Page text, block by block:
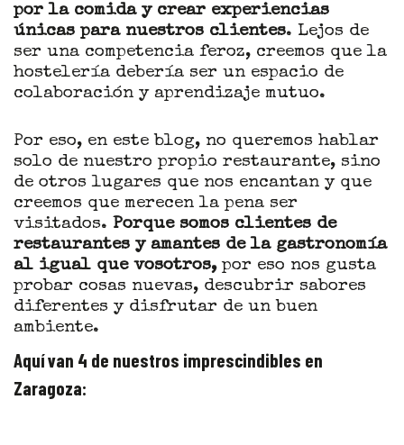
por la comida y crear experiencias
únicas para nuestros clientes. Lejos de
ser una competencia feroz, creemos que la
hostelería debería ser un espacio de
colaboración y aprendizaje mutuo.
Por eso, en este blog, no queremos hablar
solo de nuestro propio restaurante, sino
de otros lugares que nos encantan y que
creemos que merecen la pena ser
visitados. Porque somos clientes de
restaurantes y amantes de la gastronomía
al igual que vosotros,por eso nos gusta
probar cosas nuevas, descubrir sabores
diferentes y disfrutar de un buen
ambiente.
Aquí van 4 de nuestros imprescindibles en
Zaragoza: